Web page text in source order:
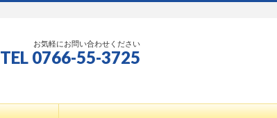
お気軽にお問い合わせください
TEL 0766-55-3725